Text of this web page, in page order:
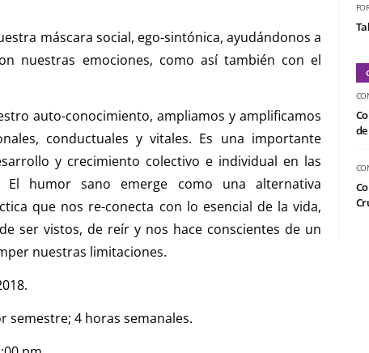
máscara social, ego-sintónica, ayudándonos a
nuestras emociones, como así también con el
auto-conocimiento, ampliamos y amplificamos
conductuales y vitales. Es una importante
y crecimiento colectivo e individual en las
El humor sano emerge como una alternativa
que nos re-conecta con lo esencial de la vida,
ser vistos, de reír y nos hace conscientes de un
nuestras limitaciones.
semestre; 4 horas semanales.